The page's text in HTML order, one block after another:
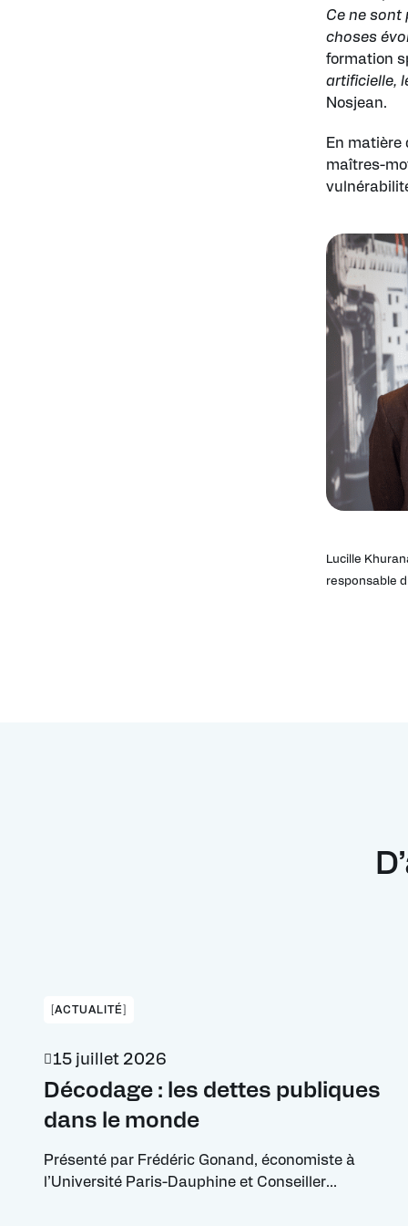
Ce ne
choses
formation
artificielle,
Nosjean.
En matière
maîtres-
Lucille
responsable
[ACTUALITÉ]
15 juillet 2026
Décodage : les dettes publiques
dans le monde
Présenté par Frédéric Gonand, économiste à
l’Université Paris-Dauphine et Conseiller